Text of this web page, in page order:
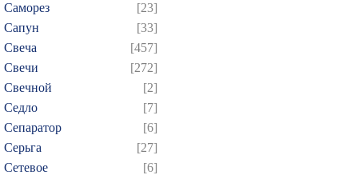
Саморез
[23]
Сапун
[33]
Свеча
[457]
Свечи
[272]
Свечной
[2]
Седло
[7]
Сепаратор
[6]
Серьга
[27]
Сетевое
[6]